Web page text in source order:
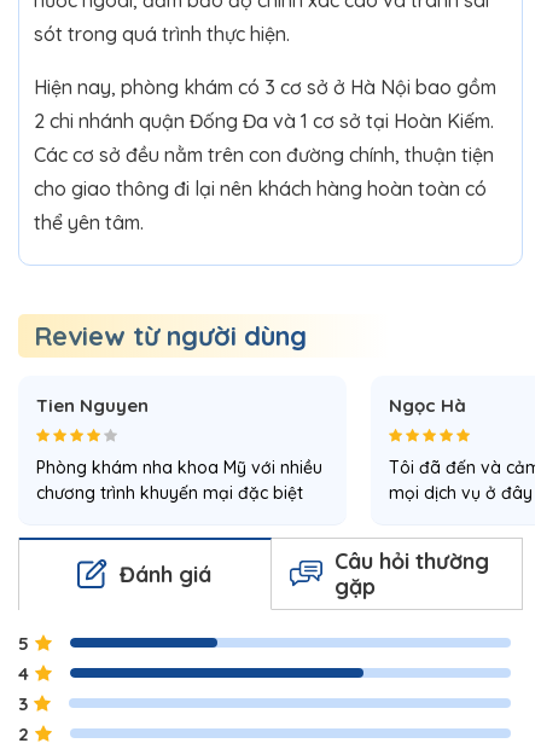
sót trong quá trình thực hiện.
Hiện nay, phòng khám có 3 cơ sở ở Hà Nội bao gồm
2 chi nhánh quận Đống Đa và 1 cơ sở tại Hoàn Kiếm.
Các cơ sở đều nằm trên con đường chính, thuận tiện
cho giao thông đi lại nên khách hàng hoàn toàn có
thể yên tâm.
Review từ người dùng
Tien Nguyen
Phòng khám nha khoa Mỹ với nhiều
chương trình khuyến mại đặc biệt
Ngọc Hà
Tôi đã đến và
mọi dịch vụ ở đây
Đánh giá
Câu hỏi thường
gặp
5
4
3
2